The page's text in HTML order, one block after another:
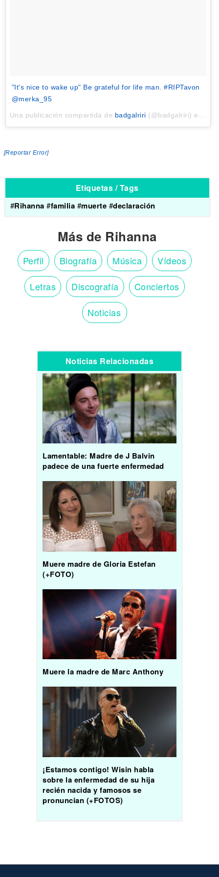
"It's nice to wake up" Be grateful for life man. #RIPTavon
@merka_95
Una publicación compartida de badgalriri (@badgalriri) el
[Reportar Error]
Etiquetas / Tags
#Rihanna #familia #muerte #declaración
Más de Rihanna
Perfil Biografía Música Vídeos
Letras Discografía Conciertos
Noticias
Noticias Relacionadas
Lamentable: Madre de J Balvin
padece de una fuerte enfermedad
Muere madre de Gloria Estefan
(+FOTO)
Muere la madre de Marc Anthony
¡Estamos contigo! Wisin habla
sobre la enfermedad de su hija
recién nacida y famosos se
pronuncian (+FOTOS)